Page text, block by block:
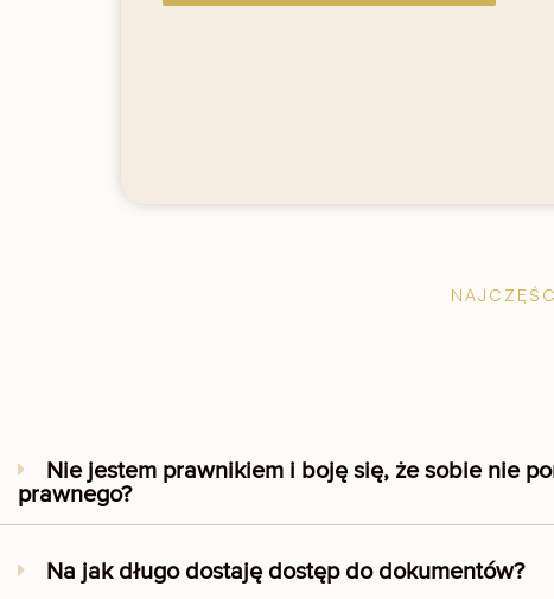
prowadzenie
Nie jestem prawnikiem i boję się, że sobie nie
prawnego?
Na jak długo dostaję dostęp do dokumentów?